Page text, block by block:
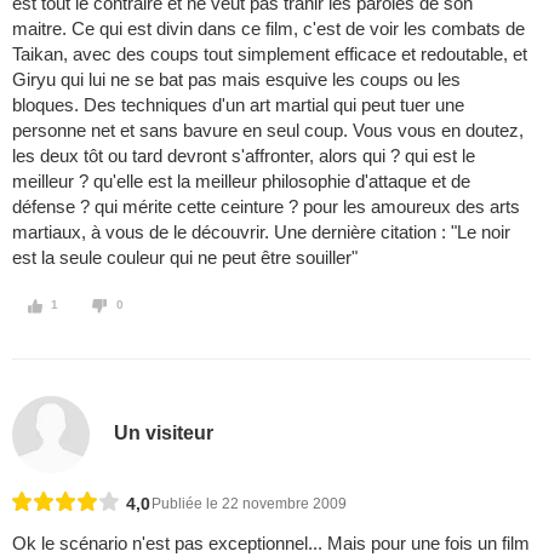
maitre. Ce qui est divin dans ce film, c'est de voir les combats de
Taikan, avec des coups tout simplement efficace et redoutable, et
Giryu qui lui ne se bat pas mais esquive les coups ou les
bloques. Des techniques d'un art martial qui peut tuer une
personne net et sans bavure en seul coup. Vous vous en doutez,
les deux tôt ou tard devront s'affronter, alors qui ? qui est le
meilleur ? qu'elle est la meilleur philosophie d'attaque et de
défense ? qui mérite cette ceinture ? pour les amoureux des arts
martiaux, à vous de le découvrir. Une dernière citation : "Le noir
est la seule couleur qui ne peut être souiller"
1 0
Un visiteur
4,0 Publiée le 22 novembre 2009
Ok le scénario n'est pas exceptionnel... Mais pour une fois un film